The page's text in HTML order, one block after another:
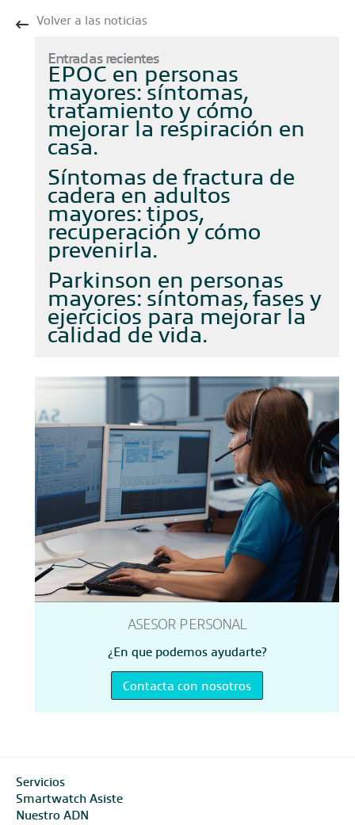
Volver a las noticias
Entradas recientes
EPOC en personas
mayores: síntomas,
tratamiento y cómo
mejorar la respiración en
casa
Síntomas de fractura de
cadera en adultos
mayores: tipos,
recuperación y cómo
prevenirla
Parkinson en personas
mayores: síntomas, fases y
ejercicios para mejorar la
calidad de vida
ASESOR PERSONAL
¿En que podemos ayudarte?
Contacta con nosotros
Servicios
Smartwatch Asiste
Nuestro ADN